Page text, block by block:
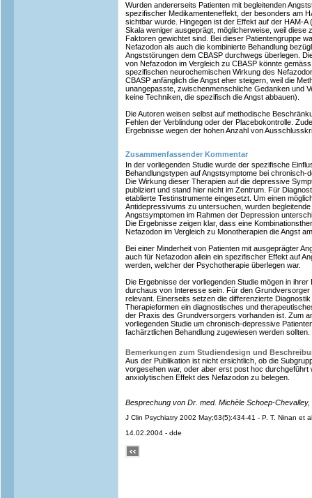
Wurden andererseits Patienten mit begleitenden
spezifischer Medikamenteneffekt, der besonders am
sichtbar wurde. Hingegen ist der Effekt auf der HAM-
Skala weniger ausgeprägt, möglicherweise, weil diese
Faktoren gewichtet sind. Bei dieser Patientengruppe
Nefazodon als auch die kombinierte Behandlung
Angststörungen dem CBASP durchwegs überlegen.
von Nefazodon im Vergleich zu CBASP könnte
spezifischen neurochemischen Wirkung des
CBASP anfänglich die Angst eher steigern, weil die
unangepasste, zwischenmenschliche Gedanken und
keine Techniken, die spezifisch die Angst abbauen).
Die Autoren weisen selbst auf methodische
Fehlen der Verblindung oder der Placebokontrolle.
Ergebnisse wegen der hohen Anzahl von
Zusammenfassender Kommentar
In der vorliegenden Studie wurde der spezifische
Behandlungstypen auf Angstsymptome bei chronisch-
Die Wirkung dieser Therapien auf die depressive
publiziert und stand hier nicht im Zentrum. Für
etablierte Testinstrumente eingesetzt. Um einen
Antidepressivums zu untersuchen, wurden
Angstsymptomen im Rahmen der Depression
Die Ergebnisse zeigen klar, dass eine
Nefazodon im Vergleich zu Monotherapien die Angst
Bei einer Minderheit von Patienten mit ausgeprägter
auch für Nefazodon allein ein spezifischer Effekt auf
werden, welcher der Psychotherapie überlegen war.
Die Ergebnisse der vorliegenden Studie mögen in
durchaus von Interesse sein. Für den Grundversorger
relevant. Einerseits setzen die differenzierte
Therapieformen ein diagnostisches und
der Praxis des Grundversorgers vorhanden ist. Zum
vorliegenden Studie um chronisch-depressive
fachärztlichen Behandlung zugewiesen werden sollten.
Bemerkungen zum Studiendesign und
Aus der Publikation ist nicht ersichtlich, ob die
vorgesehen war, oder aber erst post hoc durchgeführt
anxiolytischen Effekt des Nefazodon zu belegen.
Besprechung von Dr. med. Michèle Schoep-Chevalley,
J Clin Psychiatry 2002 May;63(5):434-41 - P. T. Ninan et al
14.02.2004 - dde